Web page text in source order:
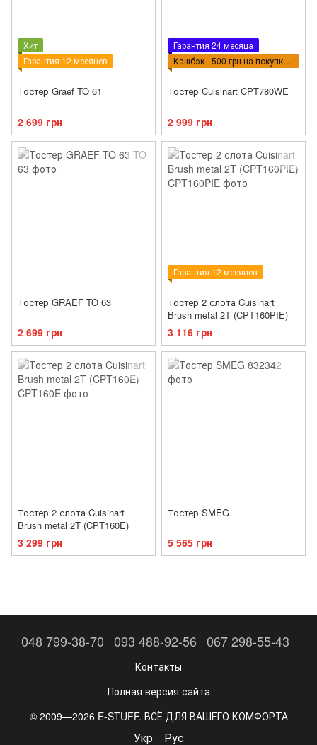
Хит
Гарантия 12 месяцев
Тостер Graef TO 61
2 699 грн
Гарантия 24 месяца
Кэшбэк - 500 грн на покупку КБТ
Тостер Cuisinart CPT780WE
2 999 грн
Тостер GRAEF TO 63
2 699 грн
Гарантия 12 месяцев
Тостер 2 слота Cuisinart
Brush metal 2T (CPT160PIE)
3 116 грн
Тостер 2 слота Cuisinart
Brush metal 2T (CPT160E)
3 299 грн
Тостер SMEG
5 565 грн
048 799-38-70 093 488-92-56 067 298-55-43
Контакты
Полная версия сайта
© 2009—2026 E-STUFF. ВСЁ ДЛЯ ВАШЕГО КОМФОРТА
Укр Рус